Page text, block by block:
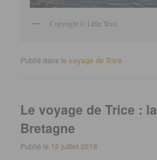
Copyright © Little Trice
Publié dans le voyage de Trice
Le voyage de Trice : la
Bretagne
Publié le 18 juillet 2018